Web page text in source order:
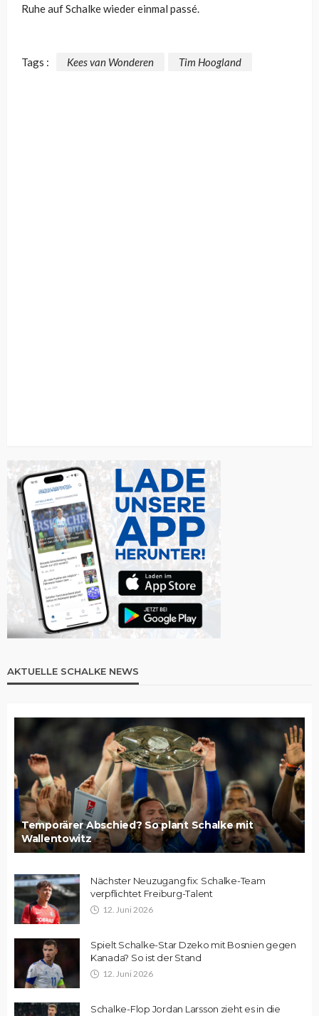
Ruhe auf Schalke wieder einmal passé.
Tags : Kees van Wonderen Tim Hoogland
AKTUELLE SCHALKE NEWS
Temporärer Abschied? So plant Schalke mit
Wallentowitz
Nächster Neuzugang fix: Schalke-Team
verpflichtet Freiburg-Talent
12. Juni 2026
Spielt Schalke-Star Dzeko mit Bosnien gegen
Kanada? So ist der Stand
12. Juni 2026
Schalke-Flop Jordan Larsson zieht es in die